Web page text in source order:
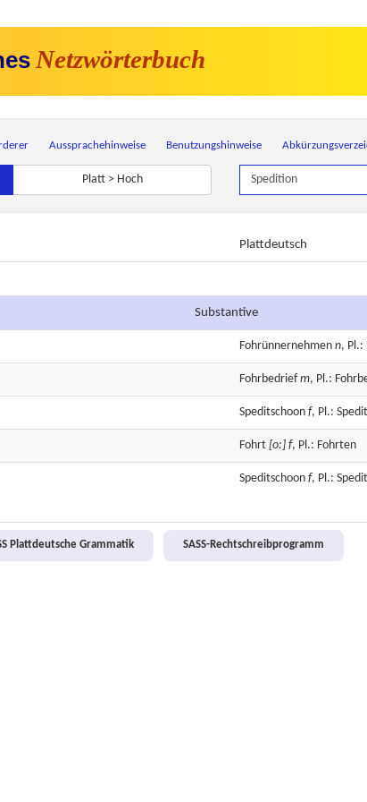
Netzwörterbuch
Aussprachehinweise Benutzungshinweise
Platt > Hoch
Plattdeutsch
Substantive
Fohrünnernehmen n, Pl.:
Fohrbedrief m, Pl.:
Speditschoon f, Pl.:
Fohrt [o:] f, Pl.: Fohrten
Speditschoon f, Pl.:
Plattdeutsche Grammatik
SASS-Rechtschreibprogramm